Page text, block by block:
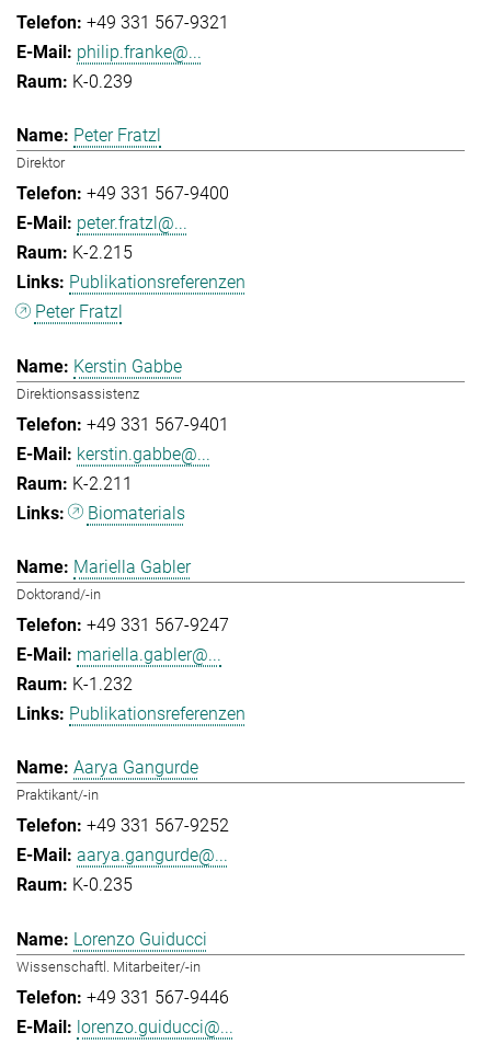
+49 331 567-9321
philip.franke@...
K-0.239
Peter Fratzl
Direktor
+49 331 567-9400
peter.fratzl@...
K-2.215
Publikationsreferenzen
Peter Fratzl
Kerstin Gabbe
Direktionsassistenz
+49 331 567-9401
kerstin.gabbe@...
K-2.211
Biomaterials
Mariella Gabler
Doktorand/-in
+49 331 567-9247
mariella.gabler@...
K-1.232
Publikationsreferenzen
Aarya Gangurde
Praktikant/-in
+49 331 567-9252
aarya.gangurde@...
K-0.235
Lorenzo Guiducci
Wissenschaftl. Mitarbeiter/-in
+49 331 567-9446
lorenzo.guiducci@...